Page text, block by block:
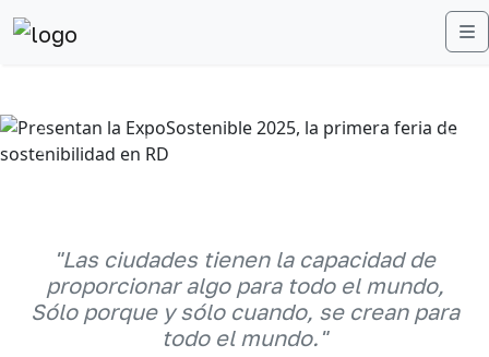
Anterior
"Las ciudades tienen la capacidad de
proporcionar algo para todo el mundo,
Sólo porque y sólo cuando, se crean para
todo el mundo."